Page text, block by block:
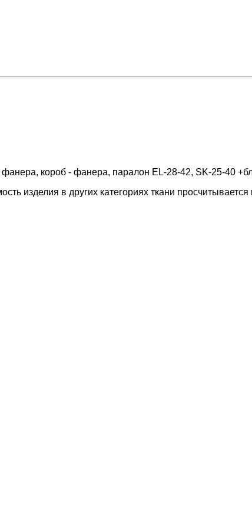
короб - фанера, паралон EL-28-42, SK-25-40
изделия в других категориях ткани